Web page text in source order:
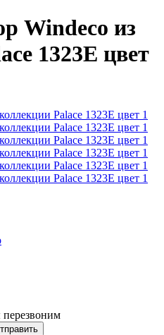
Windeco из
1323E цвет